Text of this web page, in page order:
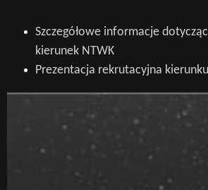
Szczegółowe informacje
kierunek NTWK
Prezentacja rekrutacyjna